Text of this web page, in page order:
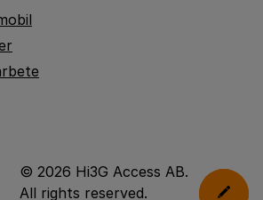
© 2026 Hi3G Access AB.
All rights reserved.